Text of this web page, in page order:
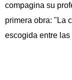
compagina su
primera obra: "La
escogida entre las